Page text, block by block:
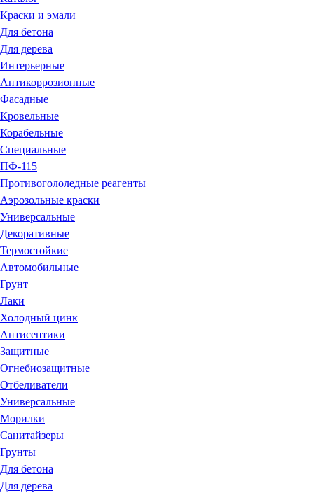
Краски и эмали
Для бетона
Для дерева
Интерьерные
Антикоррозионные
Фасадные
Кровельные
Корабельные
Специальные
ПФ-115
Противогололедные реагенты
Аэрозольные краски
Универсальные
Декоративные
Термостойкие
Автомобильные
Грунт
Лаки
Холодный цинк
Антисептики
Защитные
Огнебиозащитные
Отбеливатели
Универсальные
Морилки
Санитайзеры
Грунты
Для бетона
Для дерева